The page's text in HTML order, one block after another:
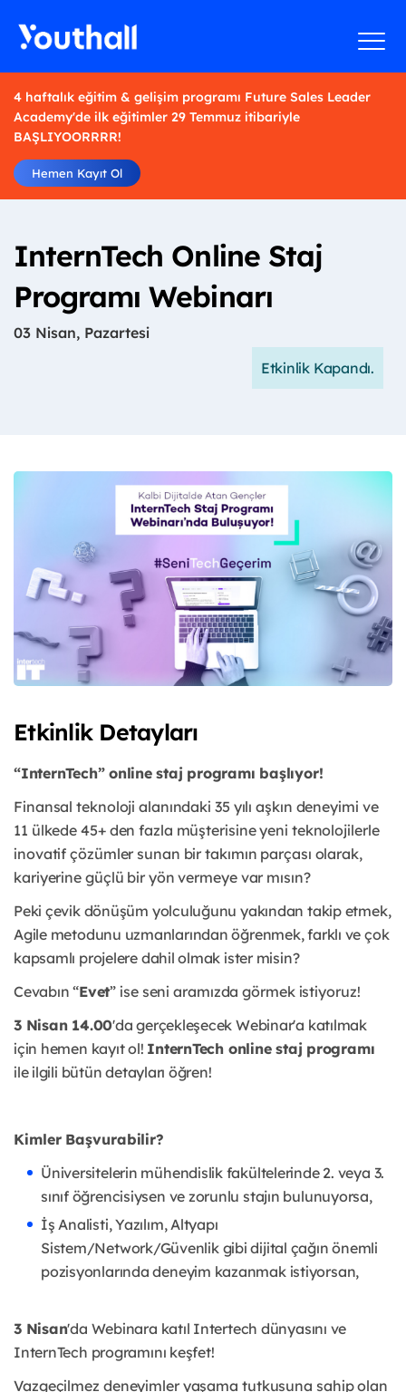
4 haftalık eğitim & gelişim programı Future Sales Leader
Academy'de ilk eğitimler 29 Temmuz itibariyle
BAŞLIYOORRRR!
Hemen Kayıt Ol
InternTech Online Staj
Programı Webinarı
03 Nisan, Pazartesi
Etkinlik Kapandı.
Etkinlik Detayları
“InternTech” online staj programı başlıyor!
Finansal teknoloji alanındaki 35 yılı aşkın deneyimi ve
11 ülkede 45+ den fazla müşterisine yeni teknolojilerle
inovatif çözümler sunan bir takımın parçası olarak,
kariyerine güçlü bir yön vermeye var mısın?
Peki çevik dönüşüm yolculuğunu yakından takip etmek,
Agile metodunu uzmanlarından öğrenmek, farklı ve çok
kapsamlı projelere dahil olmak ister misin?
Cevabın “Evet” ise seni aramızda görmek istiyoruz!
3 Nisan 14.00'da gerçekleşecek Webinar'a katılmak
için hemen kayıt ol! InternTech online staj programı
ile ilgili bütün detayları öğren!
Kimler Başvurabilir?
Üniversitelerin mühendislik fakültelerinde 2. veya 3.
sınıf öğrencisiysen ve zorunlu stajın bulunuyorsa,
İş Analisti, Yazılım, Altyapı
Sistem/Network/Güvenlik gibi dijital çağın önemli
pozisyonlarında deneyim kazanmak istiyorsan,
3 Nisan'da Webinara katıl Intertech dünyasını ve
InternTech programını keşfet!
Vazgeçilmez deneyimler yaşama tutkusuna sahip olan